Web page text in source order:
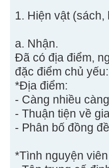
1. Hiện vật
a. Nhận.
Đã có địa điểm,
đặc điểm chủ yếu:
*Địa điểm:
- Càng nhiều
- Thuận tiện về
- Phân bố đồng
*Tình nguyện